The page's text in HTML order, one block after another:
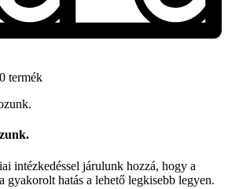
termék
intézkedéssel járulunk hozzá, hogy a
gyakorolt hatás a lehető legkisebb legyen.